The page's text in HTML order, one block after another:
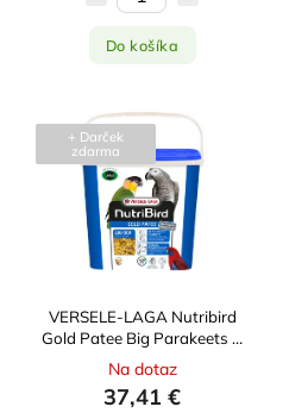
Do košíka
+ Darček
zdarma
VERSELE-LAGA Nutribird
Gold Patee Big Parakeets &
Parrots 5kg
Na dotaz
37,41 €